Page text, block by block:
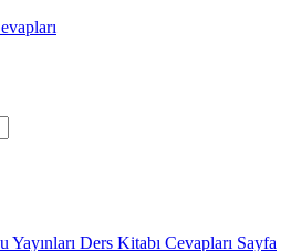
Yayınları Ders Kitabı Cevapları Sayfa